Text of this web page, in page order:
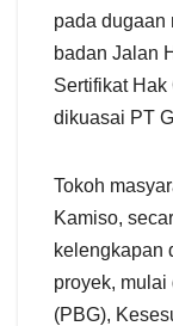
pada dugaan
badan Jalan
Sertifikat Hak
dikuasai PT
Tokoh
Kamiso,
kelengkapan
proyek,
(PBG),